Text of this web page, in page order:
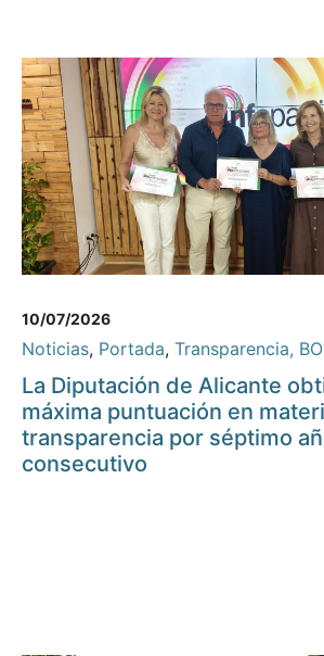
10/07/2026
Noticias, Portada, Transparencia,
La Diputación de Alicante
máxima puntuación en
transparencia por séptimo
consecutivo